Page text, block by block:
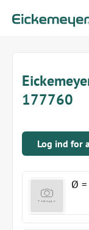
177760
Log ind for
Ø =